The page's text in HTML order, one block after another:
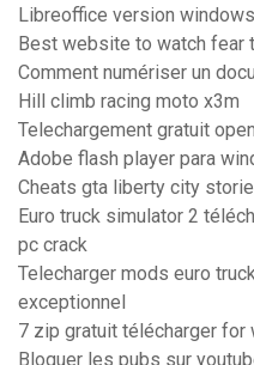
Libreoffice version
Best website to watch fear
Comment numériser un
Hill climb racing moto x3m
Telechargement gratuit
Adobe flash player para
Cheats gta liberty city
Euro truck simulator 2
pc crack
Telecharger mods euro
exceptionnel
7 zip gratuit télécharger
Bloquer les pubs sur